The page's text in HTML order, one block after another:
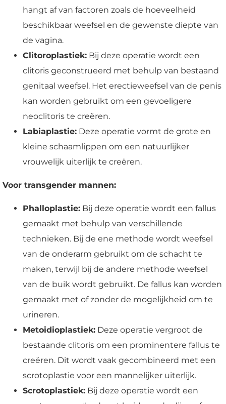
hangt af van factoren zoals de hoeveelheid
beschikbaar weefsel en de gewenste diepte van
de vagina.
Clitoroplastiek: Bij deze operatie wordt een
clitoris geconstrueerd met behulp van bestaand
genitaal weefsel. Het erectieweefsel van de penis
kan worden gebruikt om een gevoeligere
neoclitoris te creëren.
Labiaplastie: Deze operatie vormt de grote en
kleine schaamlippen om een natuurlijker
vrouwelijk uiterlijk te creëren.
Voor transgender mannen:
Phalloplastie: Bij deze operatie wordt een fallus
gemaakt met behulp van verschillende
technieken. Bij de ene methode wordt weefsel
van de onderarm gebruikt om de schacht te
maken, terwijl bij de andere methode weefsel
van de buik wordt gebruikt. De fallus kan worden
gemaakt met of zonder de mogelijkheid om te
urineren.
Metoidioplastiek: Deze operatie vergroot de
bestaande clitoris om een prominentere fallus te
creëren. Dit wordt vaak gecombineerd met een
scrotoplastie voor een mannelijker uiterlijk.
Scrotoplastiek: Bij deze operatie wordt een